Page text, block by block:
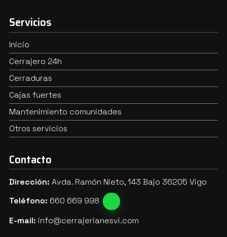
Servicios
Inicio
Cerrajero 24h
Cerraduras
Cajas fuertes
Mantenimiento comunidades
Otros servicios
Contacto
Dirección: Avda. Ramón Nieto, 143 Bajo 36205 Vigo
Teléfono: 660 669 998
E-mail: info@cerrajerianesvi.com